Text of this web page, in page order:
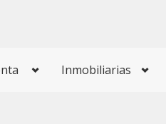
Inmobiliarias